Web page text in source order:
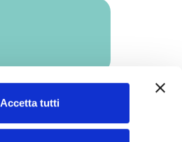
Accetta tutti